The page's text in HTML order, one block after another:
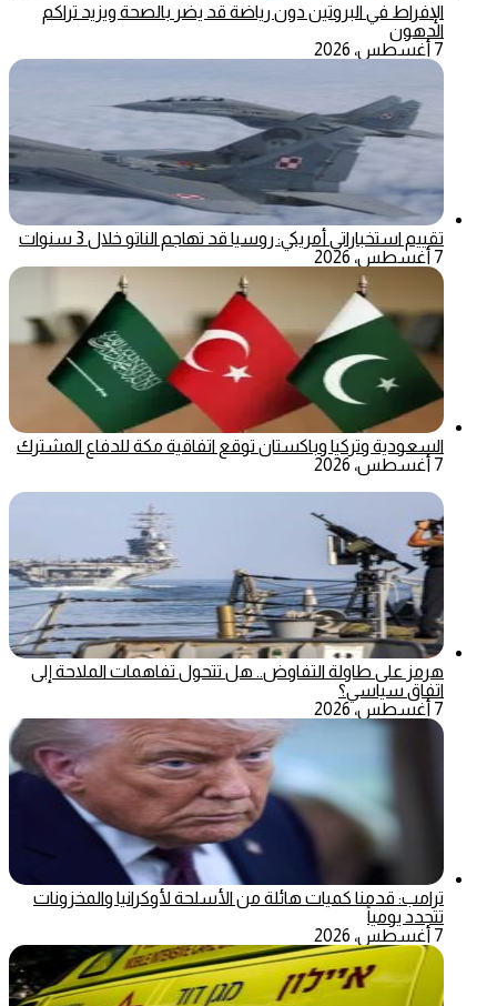
الإفراط في البروتين دون رياضة قد يضر بالصحة ويزيد تراكم
الدهون
7 أغسطس، 2026
تقييم استخباراتي أمريكي: روسيا قد تهاجم الناتو خلال 3 سنوات
7 أغسطس، 2026
السعودية وتركيا وباكستان توقع اتفاقية مكة للدفاع المشترك
7 أغسطس، 2026
هرمز على طاولة التفاوض.. هل تتحول تفاهمات الملاحة إلى
اتفاق سياسي؟
7 أغسطس، 2026
ترامب: قدمنا كميات هائلة من الأسلحة لأوكرانيا والمخزونات
تتجدد يومياً
7 أغسطس، 2026